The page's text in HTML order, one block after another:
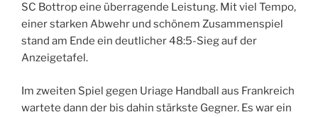
SC Bottrop eine überragende Leistung. Mit viel Tempo,
einer starken Abwehr und schönem Zusammenspiel
stand am Ende ein deutlicher 48:5-Sieg auf der
Anzeigetafel.
Im zweiten Spiel gegen Uriage Handball aus Frankreich
wartete dann der bis dahin stärkste Gegner. Es war ein